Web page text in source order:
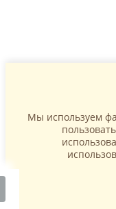
Мы используем